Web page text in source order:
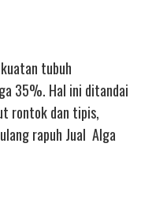
tubuh
35%. Hal ini ditandai
rontok dan tipis,
rapuh Jual Alga